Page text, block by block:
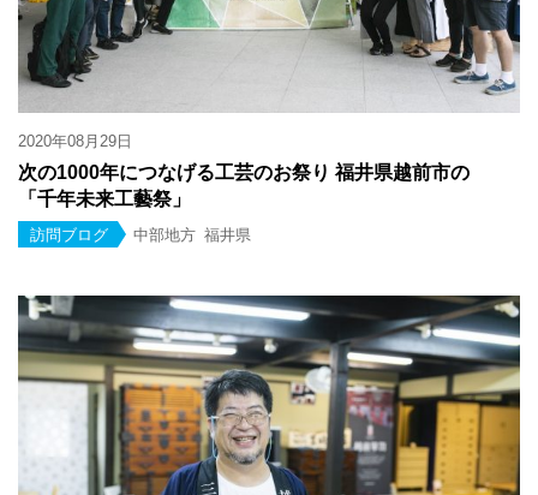
2020年08月29日
次の1000年につなげる工芸のお祭り 福井県越前市の
「千年未来工藝祭」
訪問ブログ 中部地方 福井県